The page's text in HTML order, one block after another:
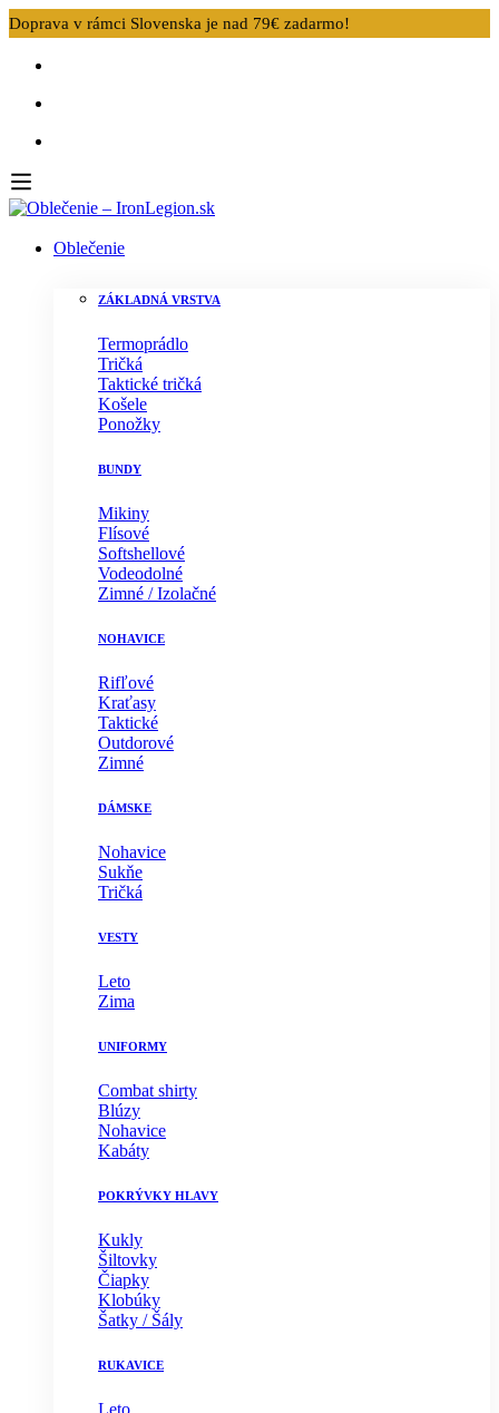
Doprava v rámci Slovenska je nad 79€ zadarmo!
Oblečenie
ZÁKLADNÁ VRSTVA
Termoprádlo
Tričká
Taktické tričká
Košele
Ponožky
BUNDY
Mikiny
Flísové
Softshellové
Vodeodolné
Zimné / Izolačné
NOHAVICE
Rifľové
Kraťasy
Taktické
Outdorové
Zimné
DÁMSKE
Nohavice
Sukňe
Tričká
VESTY
Leto
Zima
UNIFORMY
Combat shirty
Blúzy
Nohavice
Kabáty
POKRÝVKY HLAVY
Kukly
Šiltovky
Čiapky
Klobúky
Šatky / Šály
RUKAVICE
Leto